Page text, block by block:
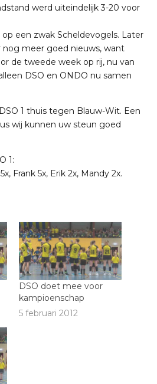
werd uiteindelijk 3-20 voor
een zwak Scheldevogels. Later
meer goed nieuws, want
de tweede week op rij, nu van
DSO en ONDO nu samen
1 thuis tegen Blauw-Wit. Een
wij kunnen uw steun goed
1:
Frank 5x, Erik 2x, Mandy 2x.
DSO doet mee voor
kampioenschap
5 februari 2012